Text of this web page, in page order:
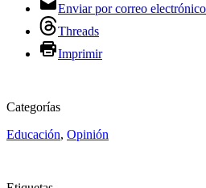
Enviar por correo electrónico
Threads
Imprimir
Categorías
Educación, Opinión